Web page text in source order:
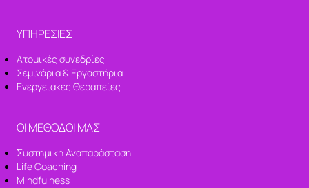
ΥΠΗΡΕΣΙΕΣ
Ατομικές συνεδρίες
Σεμινάρια & Εργαστήρια
Ενεργειακές Θεραπείες
ΟΙ ΜΕΘΟΔΟΙ ΜΑΣ
Συστημική Αναπαράσταση
Life Coaching
Mindfulness